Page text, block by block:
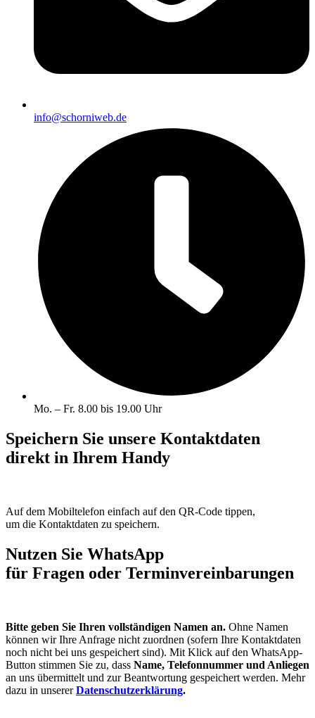
info@schorniweb.de
Mo. – Fr. 8.00 bis 19.00 Uhr
Speichern Sie unsere Kontaktdaten
direkt in Ihrem Handy
Auf dem Mobiltelefon einfach auf den QR-Code tippen,
um die Kontaktdaten zu speichern.
Nutzen Sie WhatsApp
für Fragen oder Terminvereinbarungen
Bitte geben Sie Ihren vollständigen Namen an. Ohne Namen
können wir Ihre Anfrage nicht zuordnen (sofern Ihre Kontaktdaten
noch nicht bei uns gespeichert sind). Mit Klick auf den WhatsApp-
Button stimmen Sie zu, dass Name, Telefonnummer und Anliegen
an uns übermittelt und zur Beantwortung gespeichert werden. Mehr
dazu in unsererDatenschutzerklärung.